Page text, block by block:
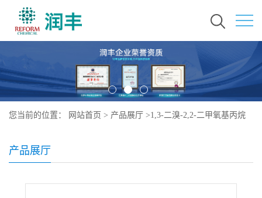
您当前的位置： 网站首页 > 产品展厅 >1,3-二溴-2,2-二甲氧基丙烷
产品展厅